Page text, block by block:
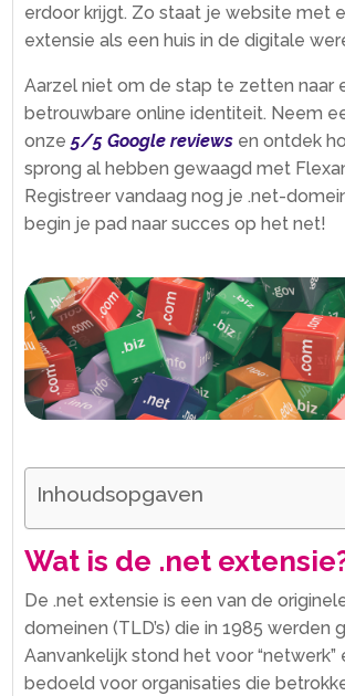
erdoor krijgt.​ Zo staat je website met
extensie als een huis in de digitale
Aarzel niet om de stap te zetten naar
betrouwbare online identiteit.​ Neem
onze5/5 Google reviews en ontdek
sprong al hebben gewaagd met
Registreer vandaag nog je .​net-
begin je pad naar succes op het net!
Inhoudsopgaven
Wat is de .​net
De .​net extensie is een van de
domeinen (TLD’s) die in 1985 werden
Aanvankelijk stond het voor “netwerk”
bedoeld voor organisaties die